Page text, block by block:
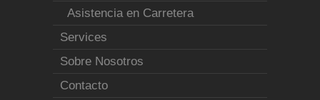
Asistencia en Carretera
Services
Sobre Nosotros
Contacto